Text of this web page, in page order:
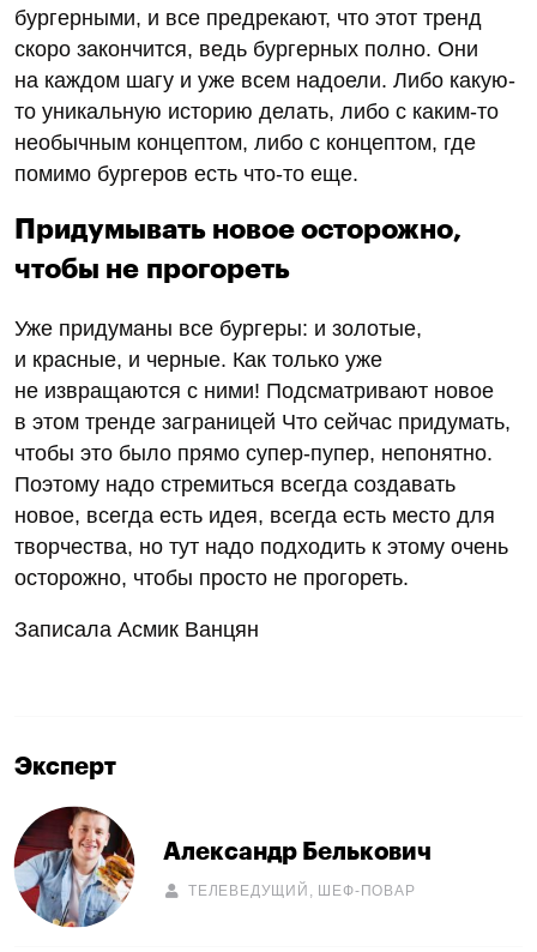
бургерными, и все предрекают, что этот тренд
скоро закончится, ведь бургерных полно. Они
на каждом шагу и уже всем надоели. Либо какую-
то уникальную историю делать, либо с каким-то
необычным концептом, либо с концептом, где
помимо бургеров есть что-то еще.
Придумывать новое осторожно,
чтобы не прогореть
Уже придуманы все бургеры: и золотые,
и красные, и черные. Как только уже
не извращаются с ними! Подсматривают новое
в этом тренде заграницей Что сейчас придумать,
чтобы это было прямо супер-пупер, непонятно.
Поэтому надо стремиться всегда создавать
новое, всегда есть идея, всегда есть место для
творчества, но тут надо подходить к этому очень
осторожно, чтобы просто не прогореть.
Записала Асмик Ванцян
Эксперт
Александр Белькович
ТЕЛЕВЕДУЩИЙ, ШЕФ-ПОВАР